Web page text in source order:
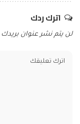
اترك ردك
لن يتم نشر عنوان بريدك